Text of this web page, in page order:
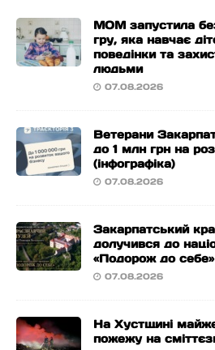
МОМ запустила
гру, яка навчає
поведінки та
людьми
07.08.2026
Ветерани
до 1 млн грн на
(інфографіка)
07.08.2026
Закарпатський
долучився до
«Подорож до себе»
07.08.2026
На Хустщині
пожежу на